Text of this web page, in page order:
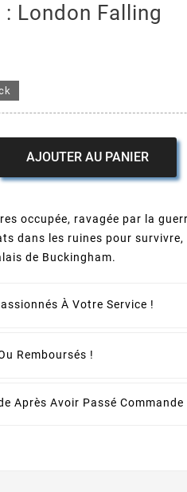
: London Falling
AJOUTER AU PANIER
occupée, ravagée par la
dans les ruines pour survivre,
de Buckingham.
À Votre Service !
Remboursés !
Après Avoir Passé Commande